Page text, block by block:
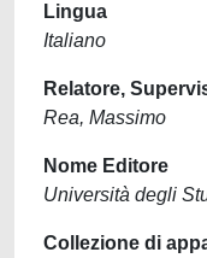
Lingua
Italiano
Relatore,
Rea, Massimo
Nome Editore
Università degli
Collezione di